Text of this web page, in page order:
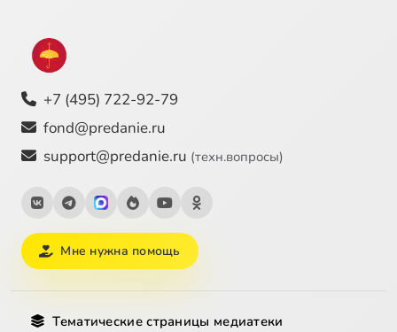
+7 (495) 722-92-79
fond@predanie.ru
support@predanie.ru (техн.вопросы)
Мне нужна помощь
Тематические страницы медиатеки